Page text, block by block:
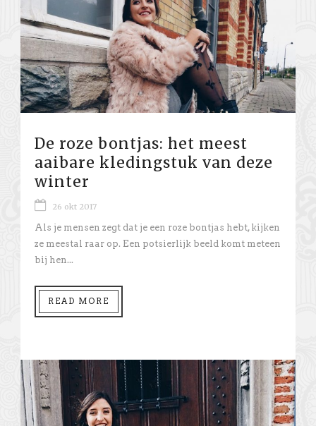
De roze bontjas: het meest
aaibare kledingstuk van deze
winter
26 okt 2017
Als je mensen zegt dat je een roze bontjas hebt, kijken
ze meestal raar op. Een potsierlijk beeld komt meteen
bij hen...
READ MORE